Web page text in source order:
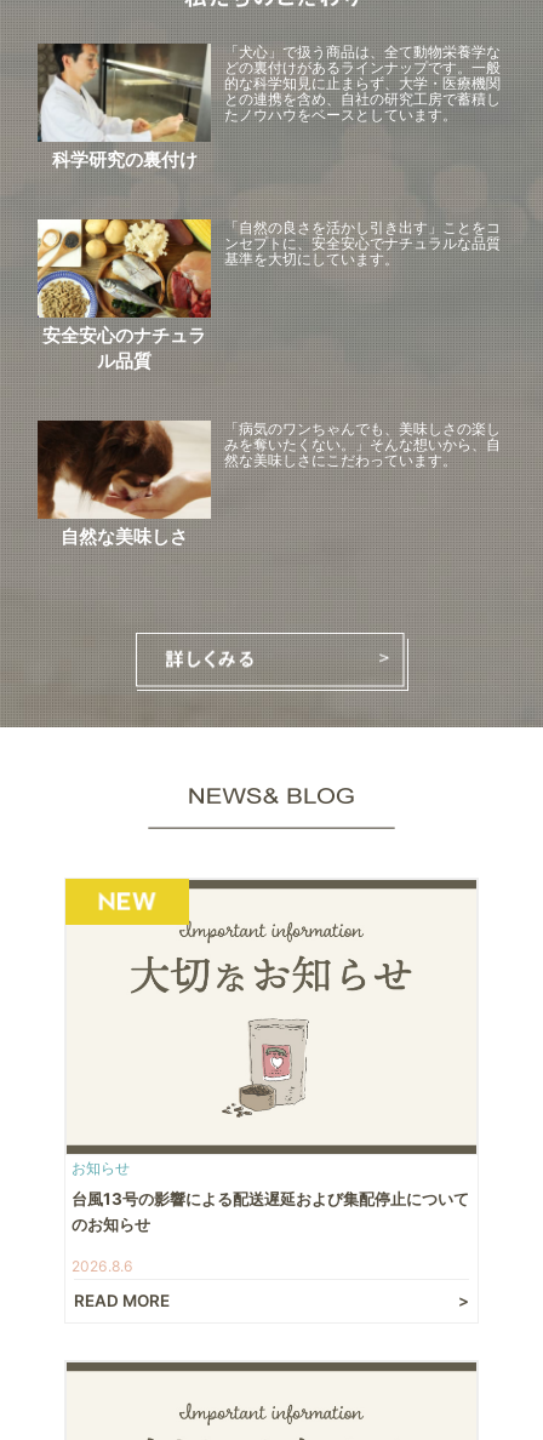
科学研究の裏付け
「犬心」で扱う商品は、全て動物栄養学な
どの裏付けがあるラインナップです。一般
的な科学知見に止まらず、大学・医療機関
との連携を含め、自社の研究工房で蓄積し
たノウハウをベースとしています。
安全安心のナチュラ
ル品質
「自然の良さを活かし引き出す」ことをコ
ンセプトに、安全安心でナチュラルな品質
基準を大切にしています。
自然な美味しさ
「病気のワンちゃんでも、美味しさの楽し
みを奪いたくない。」そんな想いから、自
然な美味しさにこだわっています。
お知らせ
台風13号の影響による配送遅延および集配停止について
のお知らせ
2026.8.6
READ MORE